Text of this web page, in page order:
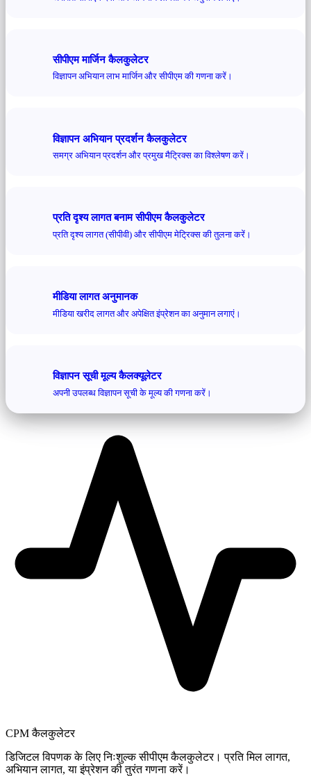
सीपीएम मार्जिन कैलकुलेटर
विज्ञापन अभियान लाभ मार्जिन और सीपीएम की गणना करें।
विज्ञापन अभियान प्रदर्शन कैलकुलेटर
समग्र अभियान प्रदर्शन और प्रमुख मैट्रिक्स का विश्लेषण करें।
प्रति दृश्य लागत बनाम सीपीएम कैलकुलेटर
प्रति दृश्य लागत (सीपीवी) और सीपीएम मेट्रिक्स की तुलना करें।
मीडिया लागत अनुमानक
मीडिया खरीद लागत और अपेक्षित इंप्रेशन का अनुमान लगाएं।
विज्ञापन सूची मूल्य कैलक्यूलेटर
अपनी उपलब्ध विज्ञापन सूची के मूल्य की गणना करें।
CPM कैलकुलेटर
डिजिटल विपणक के लिए निःशुल्क सीपीएम कैलकुलेटर। प्रति मिल लागत,
अभियान लागत, या इंप्रेशन की तुरंत गणना करें।